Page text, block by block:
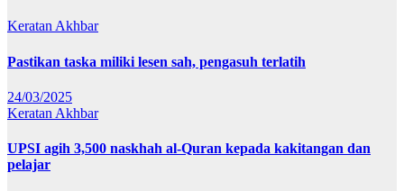
Keratan Akhbar
Pastikan taska miliki lesen sah, pengasuh terlatih
24/03/2025
Keratan Akhbar
UPSI agih 3,500 naskhah al-Quran kepada kakitangan dan
pelajar